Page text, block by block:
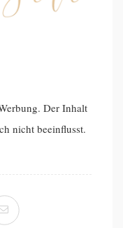
Der Inhalt
nicht beeinflusst.